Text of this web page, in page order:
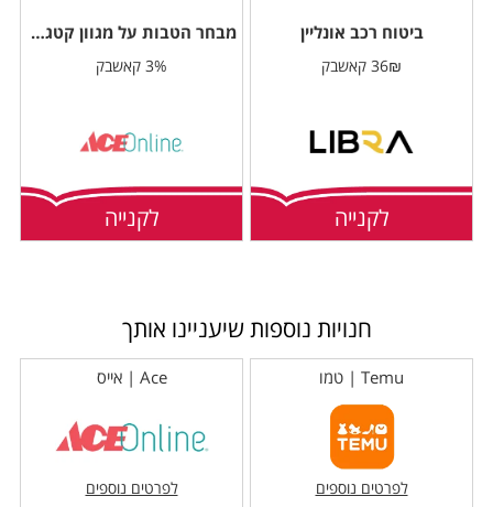
ביטוח רכב אונליין
36₪ קאשבק
לקנייה
מבחר הטבות על מגוון קטגוריות
3% קאשבק
לקנייה
חנויות נוספות שיעניינו אותך
Temu | טמו
לפרטים נוספים
Ace | אייס
לפרטים נוספים